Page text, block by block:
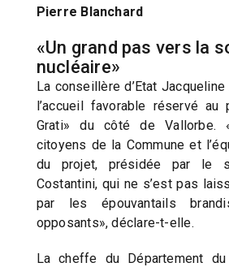
Pierre Blanchard
«Un grand pas vers la
nucléaire»
La conseillère d’Etat
l’accueil favorable réservé au
Grati» du côté de Vallorbe.
citoyens de la Commune et
du projet, présidée par le
Costantini, qui ne s’est pas
par les épouvantails
opposants», déclare-t-elle.
La cheffe du Département